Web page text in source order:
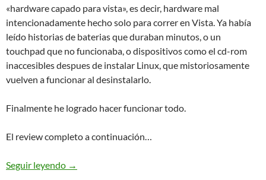
«hardware capado para vista», es decir, hardware mal
intencionadamente hecho solo para correr en Vista. Ya había
leído historias de baterias que duraban minutos, o un
touchpad que no funcionaba, o dispositivos como el cd-rom
inaccesibles despues de instalar Linux, que mistoriosamente
vuelven a funcionar al desinstalarlo.
Finalmente he logrado hacer funcionar todo.
El review completo a continuación…
Seguir leyendo Compaq Presario V3418LA, Vista y Linux
→